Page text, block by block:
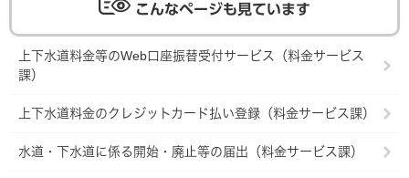
こんなページも見ています
上下水道料金等のWeb口座振替受付サービス（料金サービス
課）
上下水道料金のクレジットカード払い登録（料金サービス課）
水道・下水道に係る開始・廃止等の届出（料金サービス課）